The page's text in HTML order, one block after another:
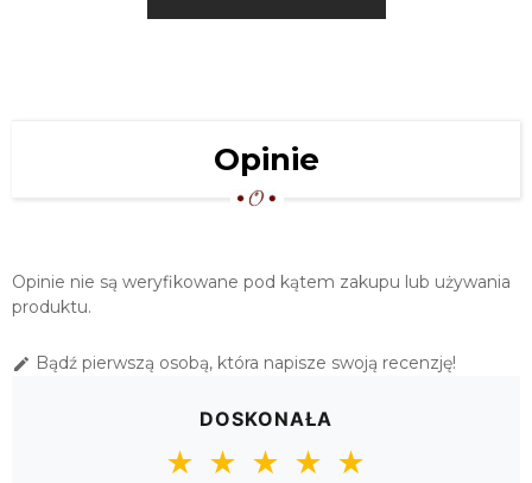
EKRI
79,00 zł
150X300 EKRI
Opinie
Opinie nie są weryfikowane pod kątem zakupu lub używania
produktu.
 Bądź pierwszą osobą, która napisze swoją recenzję!
DOSKONAŁA
★ ★ ★ ★ ★